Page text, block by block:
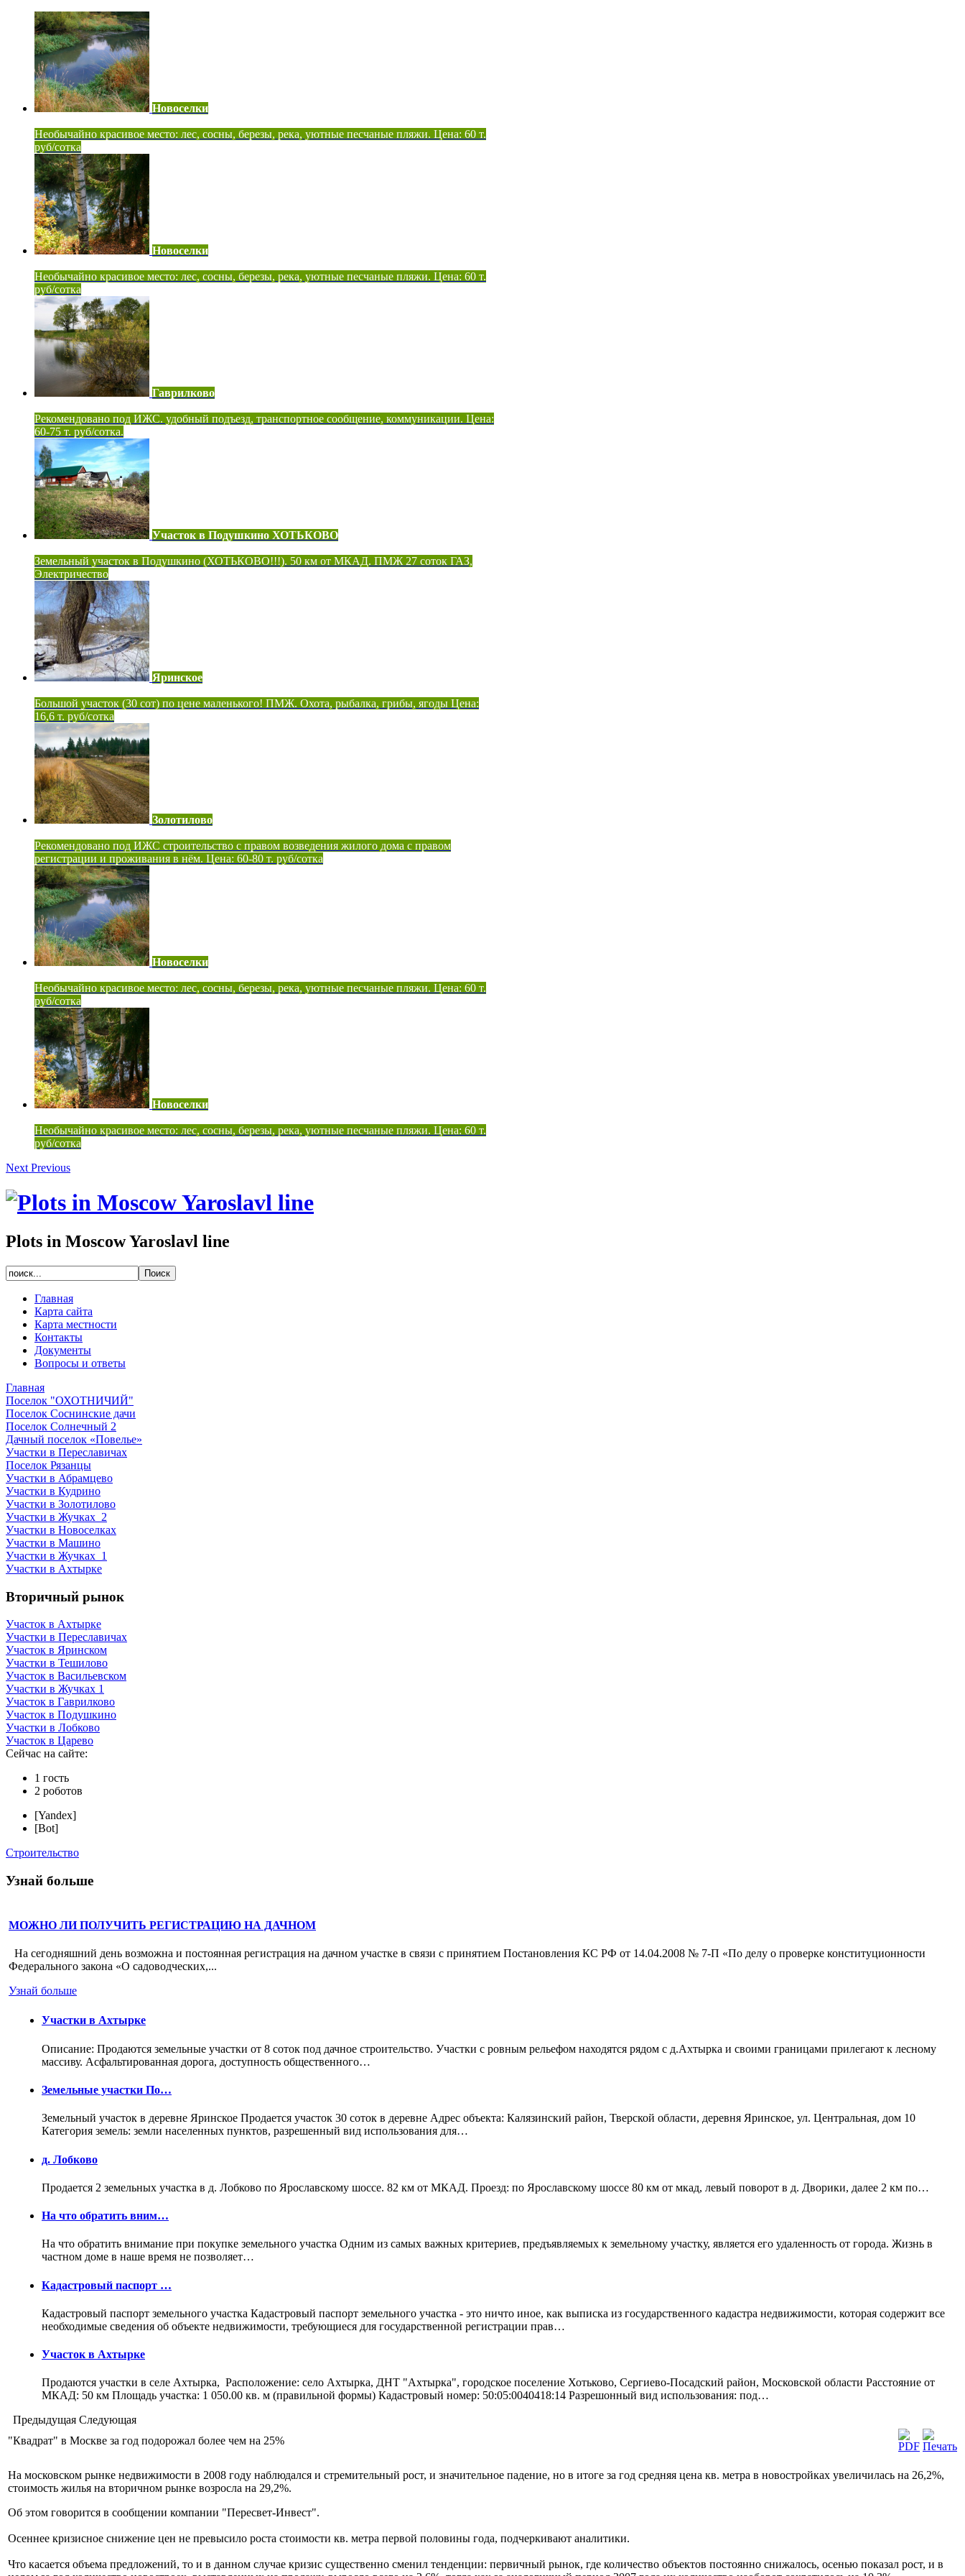
Новоселки
Необычайно красивое место: лес, сосны, березы, река, уютные песчаные пляжи. Цена: 60 т.
руб/сотка
Новоселки
Необычайно красивое место: лес, сосны, березы, река, уютные песчаные пляжи. Цена: 60 т.
руб/сотка
Гаврилково
Рекомендовано под ИЖС. удобный подъезд, транспортное сообщение, коммуникации. Цена:
60-75 т. руб/сотка.
Участок в Подушкино ХОТЬКОВО
Земельный участок в Подушкино (ХОТЬКОВО!!!). 50 км от МКАД. ПМЖ 27 соток ГАЗ,
Электричество
Яринское
Большой участок (30 сот) по цене маленького! ПМЖ. Охота, рыбалка, грибы, ягоды Цена:
16,6 т. руб/сотка
Золотилово
Рекомендовано под ИЖС строительство с правом возведения жилого дома с правом
регистрации и проживания в нём. Цена: 60-80 т. руб/сотка
Новоселки
Необычайно красивое место: лес, сосны, березы, река, уютные песчаные пляжи. Цена: 60 т.
руб/сотка
Новоселки
Необычайно красивое место: лес, сосны, березы, река, уютные песчаные пляжи. Цена: 60 т.
руб/сотка
Next Previous
Plots in Moscow Yaroslavl line
Главная
Карта сайта
Карта местности
Контакты
Документы
Вопросы и ответы
Главная
Поселок "ОХОТНИЧИЙ"
Поселок Соснинские дачи
Поселок Солнечный 2
Дачный поселок «Повелье»
Участки в Переславичах
Поселок Рязанцы
Участки в Абрамцево
Участки в Кудрино
Участки в Золотилово
Участки в Жучках_2
Участки в Новоселках
Участки в Машино
Участки в Жучках_1
Участки в Ахтырке
Вторичный рынок
Участок в Ахтырке
Участки в Переславичах
Участок в Яринском
Участки в Тешилово
Участок в Васильевском
Участки в Жучках 1
Участок в Гаврилково
Участок в Подушкино
Участки в Лобково
Участок в Царево
Сейчас на сайте:
1 гость
2 роботов
[Yandex]
[Bot]
Строительство
Узнай больше
МОЖНО ЛИ ПОЛУЧИТЬ РЕГИСТРАЦИЮ НА ДАЧНОМ
На сегодняшний день возможна и постоянная регистрация на дачном участке в связи с принятием Постановления КС РФ от 14.04.2008 № 7-П «По делу о проверке конституционности
Федерального закона «О садоводческих,...
Узнай больше
Участки в Ахтырке
Описание: Продаются земельные участки от 8 соток под дачное строительство. Участки с ровным рельефом находятся рядом с д.Ахтырка и своими границами прилегают к лесному
массиву. Асфальтированная дорога, доступность общественного…
Земельные участки По…
Земельный участок в деревне Яринское Продается участок 30 соток в деревне Адрес объекта: Калязинский район, Тверской области, деревня Яринское, ул. Центральная, дом 10
Категория земель: земли населенных пунктов, разрешенный вид использования для…
д. Лобково
Продается 2 земельных участка в д. Лобково по Ярославскому шоссе. 82 км от МКАД. Проезд: по Ярославскому шоссе 80 км от мкад, левый поворот в д. Дворики, далее 2 км по…
На что обратить вним…
На что обратить внимание при покупке земельного участка Одним из самых важных критериев, предъявляемых к земельному участку, является его удаленность от города. Жизнь в
частном доме в наше время не позволяет…
Кадастровый паспорт …
Кадастровый паспорт земельного участка Кадастровый паспорт земельного участка - это ничто иное, как выписка из государственного кадастра недвижимости, которая содержит все
необходимые сведения об объекте недвижимости, требующиеся для государственной регистрации прав…
Участок в Ахтырке
Продаются участки в селе Ахтырка, Расположение: село Ахтырка, ДНТ "Ахтырка", городское поселение Хотьково, Сергиево-Посадский район, Московской области Расстояние от
МКАД: 50 км Площадь участка: 1 050.00 кв. м (правильной формы) Кадастровый номер: 50:05:0040418:14 Разрешонный вид использования: под…
Предыдущая Следующая
"Квадрат" в Москве за год подорожал более чем на 25%
На московском рынке недвижимости в 2008 году наблюдался и стремительный рост, и значительное падение, но в итоге за год средняя цена кв. метра в новостройках увеличилась на 26,2%,
стоимость жилья на вторичном рынке возросла на 29,2%.
Об этом говорится в сообщении компании "Пересвет-Инвест".
Осеннее кризисное снижение цен не превысило роста стоимости кв. метра первой половины года, подчеркивают аналитики.
Что касается объема предложений, то и в данном случае кризис существенно сменил тенденции: первичный рынок, где количество объектов постоянно снижалось, осенью показал рост, и в